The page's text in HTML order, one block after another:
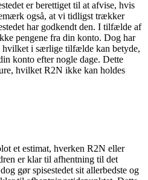
er berettiget til at afvise, hvis
også, at vi tidligst trækker
har godkendt den. I tilfælde af
pengene fra din konto. Dog har
hvilket i særlige tilfælde kan betyde,
konto efter nogle dage. Dette
hvilket R2N ikke kan holdes
et estimat, hverken R2N eller
er klar til afhentning til det
gør spisestedet sit allerbedste og